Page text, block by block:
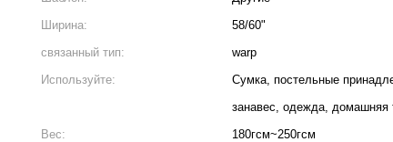
Ширина:
58/60"
связанный тип:
warp
Используйте:
Сумка, постельные
занавес, одежда, домашняя
Вес:
180гсм~250гсм